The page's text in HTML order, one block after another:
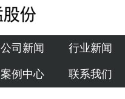
公司介绍
产品中心
公司新闻
公司新闻 行业新闻
案例中心 联系我们